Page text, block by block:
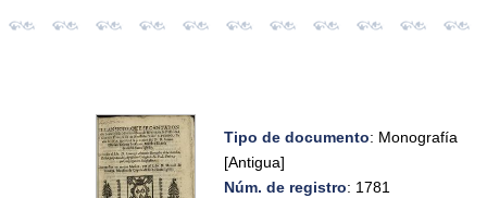
Tipo de documento: Monografía
[Antigua]
Núm. de registro: 1781